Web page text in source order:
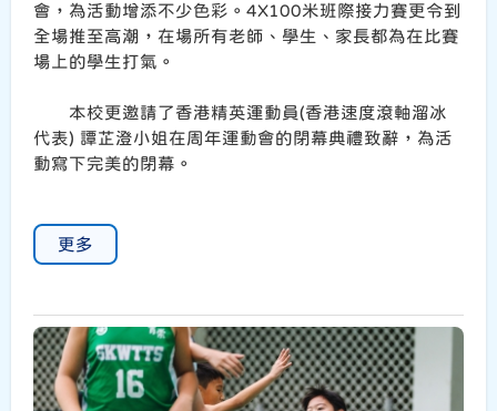
會，為活動增添不少色彩。4X100米班際接力賽更令到
全場推至高潮，在場所有老師、學生、家長都為在比賽
場上的學生打氣。
本校更邀請了香港精英運動員(香港速度滾軸溜冰
代表) 譚芷澄小姐在周年運動會的閉幕典禮致辭，為活
動寫下完美的閉幕。
更多